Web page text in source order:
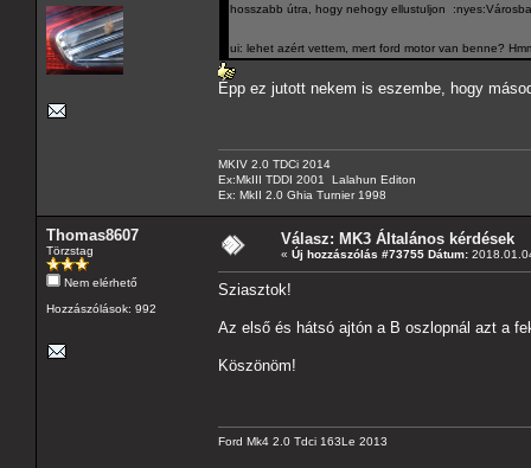
hosszabb útra, hogy nehogy ellustuljon
ui: lehet azért vettem, mert ford motor van benne?
Épp ez jutott nekem is eszembe, hogy
MKIV 2.0 TDCi 2014
Ex:MkIII TDDI 2001 Lalahun Editon
Ex: MkII 2.0 Ghia Turnier 1998
Thomas8607
Törzstag
Nem elérhető
Hozzászólások: 992
Válasz: MK3 Általános kérdések
« Új hozzászólás #73755 Dátum:
Sziasztok!
Az első és hátsó ajtón a B oszlopnál azt a
Köszönöm!
Ford Mk4 2.0 Tdci 163Le 2013